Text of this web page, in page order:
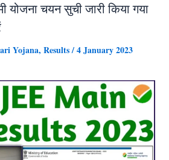
योजना चयन सुची जारी किया गया
Yojana, Results/4 January 2023